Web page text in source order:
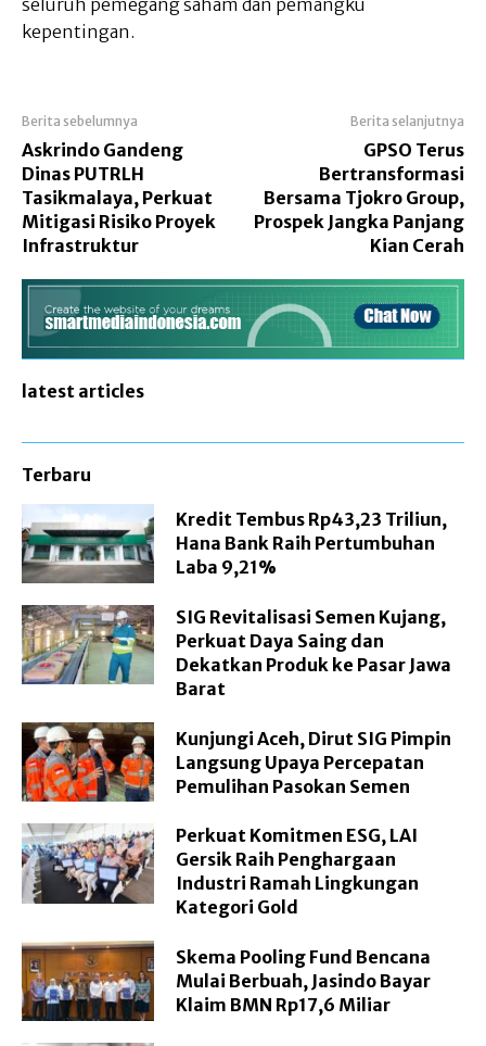
seluruh pemegang saham dan pemangku
kepentingan.
Berita sebelumnya
Askrindo Gandeng
Dinas PUTRLH
Tasikmalaya, Perkuat
Mitigasi Risiko Proyek
Infrastruktur
Berita selanjutnya
GPSO Terus
Bertransformasi
Bersama Tjokro Group,
Prospek Jangka Panjang
Kian Cerah
latest articles
Terbaru
Kredit Tembus Rp43,23 Triliun,
Hana Bank Raih Pertumbuhan
Laba 9,21%
SIG Revitalisasi Semen Kujang,
Perkuat Daya Saing dan
Dekatkan Produk ke Pasar Jawa
Barat
Kunjungi Aceh, Dirut SIG Pimpin
Langsung Upaya Percepatan
Pemulihan Pasokan Semen
Perkuat Komitmen ESG, LAI
Gersik Raih Penghargaan
Industri Ramah Lingkungan
Kategori Gold
Skema Pooling Fund Bencana
Mulai Berbuah, Jasindo Bayar
Klaim BMN Rp17,6 Miliar